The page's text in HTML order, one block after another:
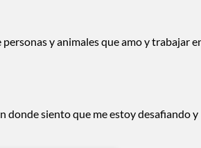
y animales que amo y trabajar
donde siento que me estoy desafiando y